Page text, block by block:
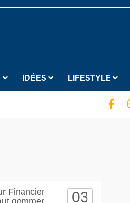
IDÉES LIFESTYLE
Financier
gommer
03